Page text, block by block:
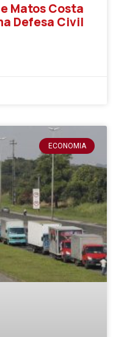
Matos Costa
Defesa Civil
ECONOMIA